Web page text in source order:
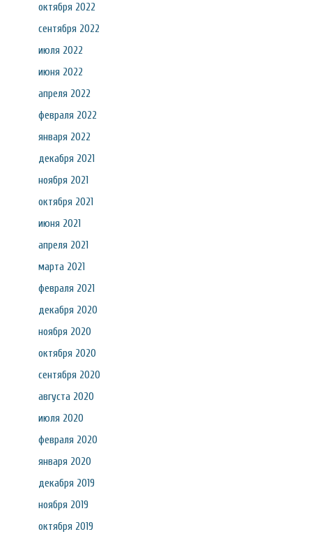
октября 2022
сентября 2022
июля 2022
июня 2022
апреля 2022
февраля 2022
января 2022
декабря 2021
ноября 2021
октября 2021
июня 2021
апреля 2021
марта 2021
февраля 2021
декабря 2020
ноября 2020
октября 2020
сентября 2020
августа 2020
июля 2020
февраля 2020
января 2020
декабря 2019
ноября 2019
октября 2019